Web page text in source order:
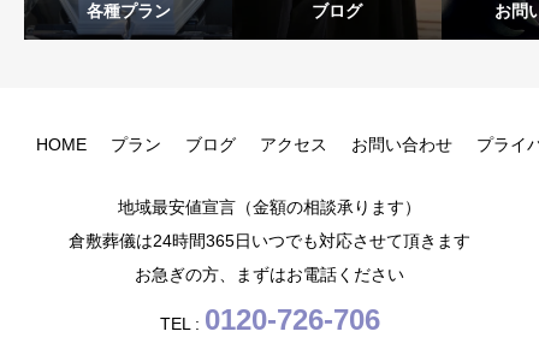
各種プラン ブログ お問
HOME プラン ブログ アクセス お問い合わせ プライ
地域最安値宣言（金額の相談承ります）
倉敷葬儀は24時間365日いつでも対応させて頂きます
お急ぎの方、まずはお電話ください
TEL : 0120-726-706